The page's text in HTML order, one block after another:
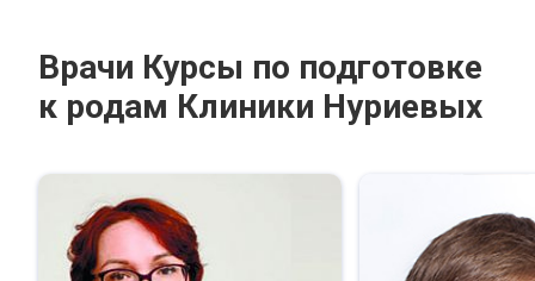
Врачи Курсы по подготовке
к родам Клиники Нуриевых